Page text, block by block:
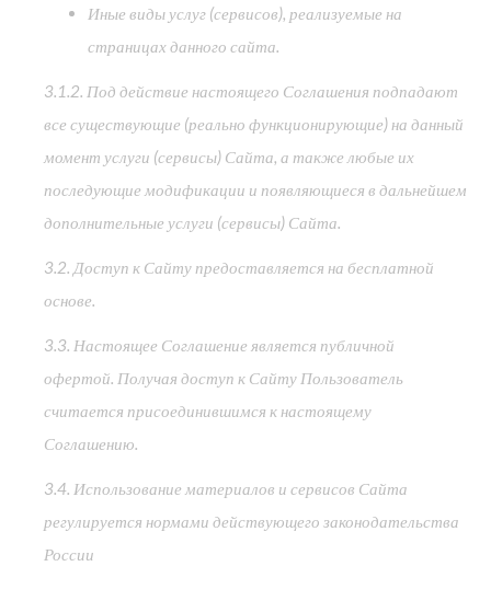
Иные виды услуг (сервисов), реализуемые на
страницах данного сайта.
3.1.2. Под действие настоящего Соглашения подпадают
все существующие (реально функционирующие) на данный
момент услуги (сервисы) Сайта, а также любые их
последующие модификации и появляющиеся в дальнейшем
дополнительные услуги (сервисы) Сайта.
3.2. Доступ к Сайту предоставляется на бесплатной
основе.
3.3. Настоящее Соглашение является публичной
офертой. Получая доступ к Сайту Пользователь
считается присоединившимся к настоящему
Соглашению.
3.4. Использование материалов и сервисов Сайта
регулируется нормами действующего законодательства
России